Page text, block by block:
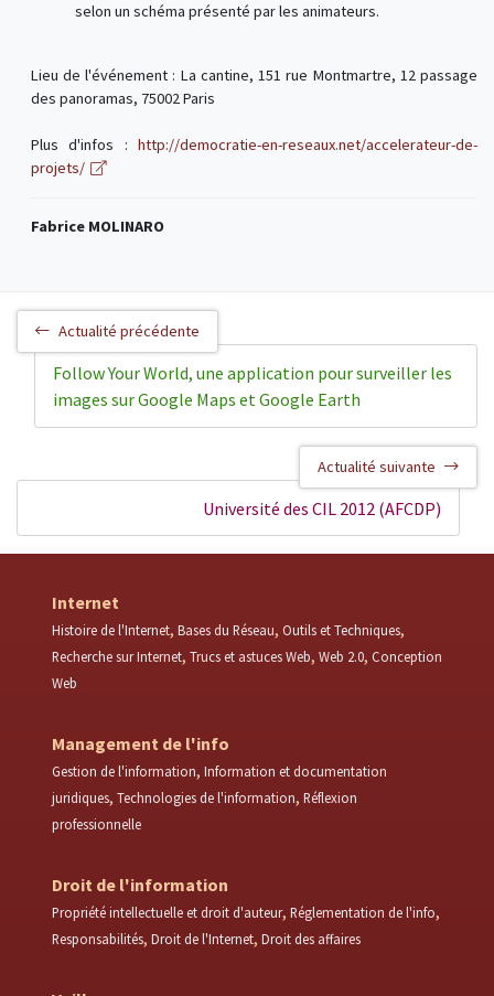
selon un schéma présenté par les animateurs.
Lieu de l'événement : La cantine, 151 rue Montmartre, 12 passage
des panoramas, 75002 Paris
Plus d'infos : http://democratie-en-reseaux.net/accelerateur-de-
projets/
Fabrice MOLINARO
Actualité précédente
Follow Your World, une application pour surveiller les
images sur Google Maps et Google Earth
Actualité suivante
Université des CIL 2012 (AFCDP)
Internet
Histoire de l'Internet Bases du Réseau Outils et Techniques
Recherche sur Internet Trucs et astuces Web Web 2.0 Conception
Web
Management de l'info
Gestion de l'information Information et documentation
juridiques Technologies de l'information Réflexion
professionnelle
Droit de l'information
Propriété intellectuelle et droit d'auteur Réglementation de l'info
Responsabilités Droit de l'Internet Droit des affaires